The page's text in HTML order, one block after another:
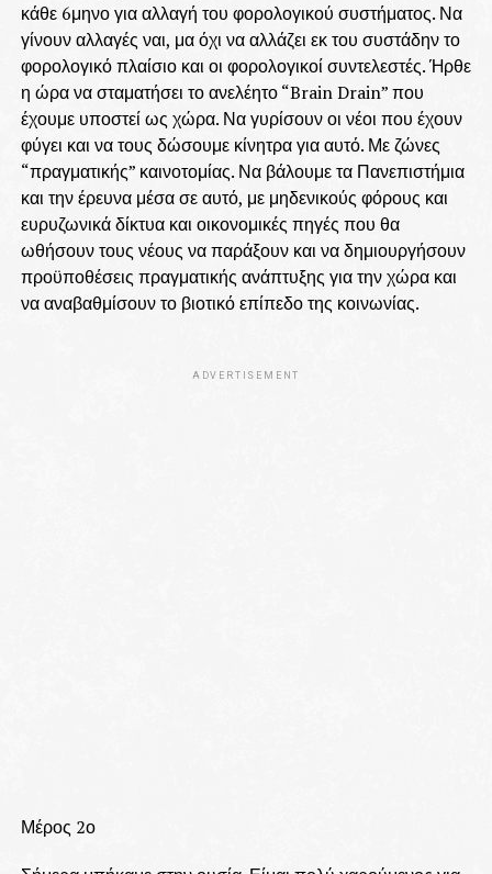
κάθε 6μηνο για αλλαγή του φορολογικού συστήματος. Να
γίνουν αλλαγές ναι, μα όχι να αλλάζει εκ του συστάδην το
φορολογικό πλαίσιο και οι φορολογικοί συντελεστές. Ήρθε
η ώρα να σταματήσει το ανελέητο “Brain Drain” που
έχουμε υποστεί ως χώρα. Να γυρίσουν οι νέοι που έχουν
φύγει και να τους δώσουμε κίνητρα για αυτό. Με ζώνες
“πραγματικής” καινοτομίας. Να βάλουμε τα Πανεπιστήμια
και την έρευνα μέσα σε αυτό, με μηδενικούς φόρους και
ευρυζωνικά δίκτυα και οικονομικές πηγές που θα
ωθήσουν τους νέους να παράξουν και να δημιουργήσουν
προϋποθέσεις πραγματικής ανάπτυξης για την χώρα και
να αναβαθμίσουν το βιοτικό επίπεδο της κοινωνίας.
ADVERTISEMENT
Μέρος 2ο